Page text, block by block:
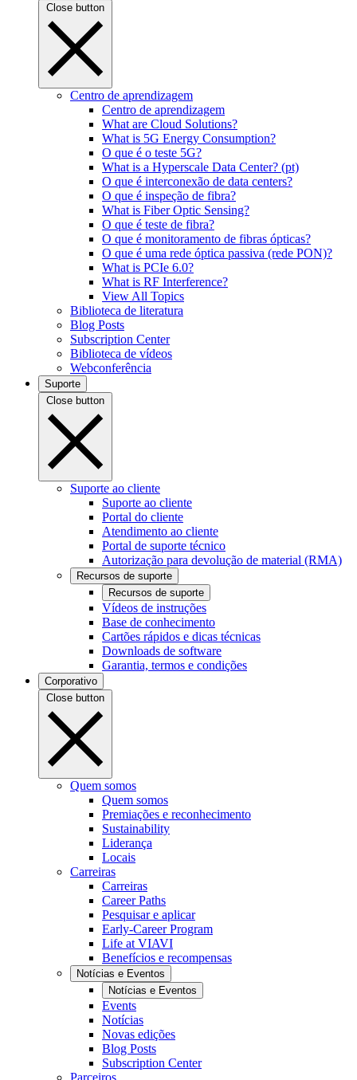
Close button
Centro de aprendizagem
Centro de aprendizagem
What are Cloud Solutions?
What is 5G Energy Consumption?
O que é o teste 5G?
What is a Hyperscale Data Center? (pt)
O que é interconexão de data centers?
O que é inspeção de fibra?
What is Fiber Optic Sensing?
O que é teste de fibra?
O que é monitoramento de fibras ópticas?
O que é uma rede óptica passiva (rede PON)?
What is PCIe 6.0?
What is RF Interference?
View All Topics
Biblioteca de literatura
Blog Posts
Subscription Center
Biblioteca de vídeos
Webconferência
Suporte
Close button
Suporte ao cliente
Suporte ao cliente
Portal do cliente
Atendimento ao cliente
Portal de suporte técnico
Autorização para devolução de material (RMA)
Recursos de suporte
Recursos de suporte
Vídeos de instruções
Base de conhecimento
Cartões rápidos e dicas técnicas
Downloads de software
Garantia, termos e condições
Corporativo
Close button
Quem somos
Quem somos
Premiações e reconhecimento
Sustainability
Liderança
Locais
Carreiras
Carreiras
Career Paths
Pesquisar e aplicar
Early-Career Program
Life at VIAVI
Benefícios e recompensas
Notícias e Eventos
Notícias e Eventos
Events
Notícias
Novas edições
Blog Posts
Subscription Center